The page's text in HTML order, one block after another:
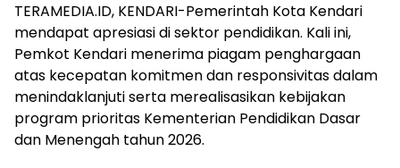
TERAMEDIA.ID, KENDARI-Pemerintah Kota Kendari
mendapat apresiasi di sektor pendidikan. Kali ini,
Pemkot Kendari menerima piagam penghargaan
atas kecepatan komitmen dan responsivitas dalam
menindaklanjuti serta merealisasikan kebijakan
program prioritas Kementerian Pendidikan Dasar
dan Menengah tahun 2026.